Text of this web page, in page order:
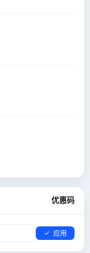
优惠码
应用